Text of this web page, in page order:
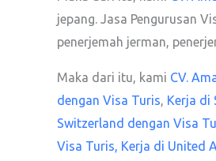
jepang. Jasa Pengurusan
penerjemah jerman,
Maka dari itu, kami CV.
dengan Visa Turis, Kerja di
Switzerland dengan Visa
Visa Turis, Kerja di United